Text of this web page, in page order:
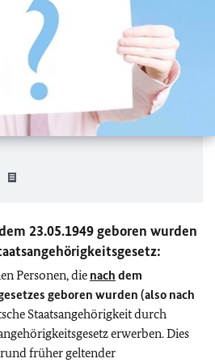
23.05.1949 geboren wurden
Personen, die nach dem
geboren wurden (also nach
Staatsangehörigkeit durch
erwerben. Dies
früher geltender